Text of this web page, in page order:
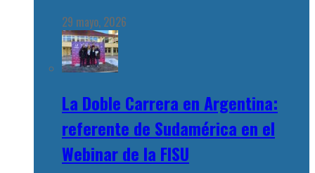
29 mayo, 2026
La Doble Carrera en Argentina:
referente de Sudamérica en el
Webinar de la FISU